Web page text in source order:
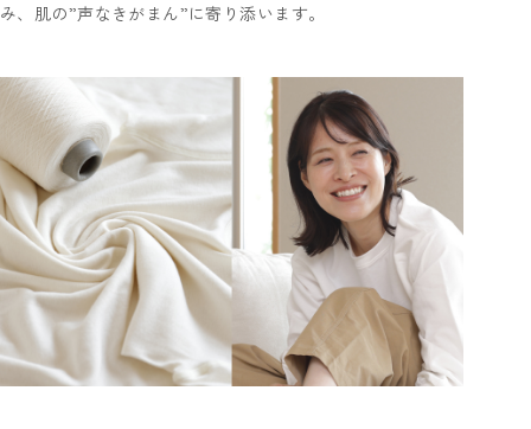
み、肌の”声なきがまん”に寄り添います。